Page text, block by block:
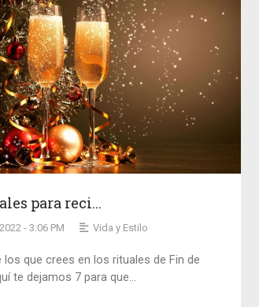
para reci...
- 3:06 PM Vida y Estilo
los que crees en los rituales de Fin de
te dejamos 7 para que...